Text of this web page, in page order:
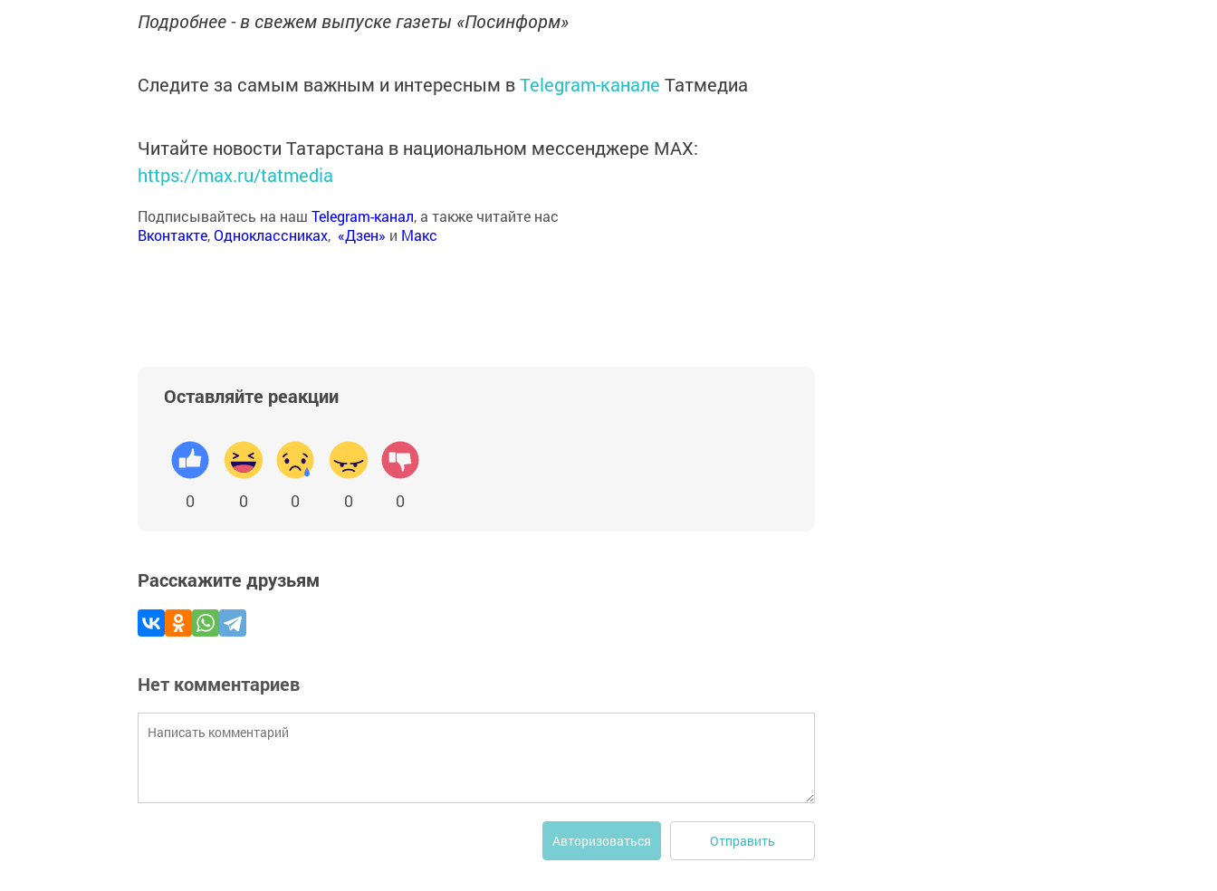
Подробнее - в свежем выпуске газеты «Посинформ»
Следите за самым важным и интересным вTelegram-канале Татмедиа
Читайте новости Татарстана в национальном мессенджере MАХ:
https://max.ru/tatmedia
Подписывайтесь на наш Telegram-канал, а также читайте нас
Вконтакте,Одноклассниках, «Дзен» и Макс
Оставляйте реакции
0 0 0 0 0
Расскажите друзьям
Нет комментариев
Авторизоваться Отправить